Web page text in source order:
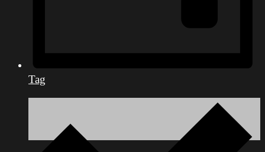
Tag